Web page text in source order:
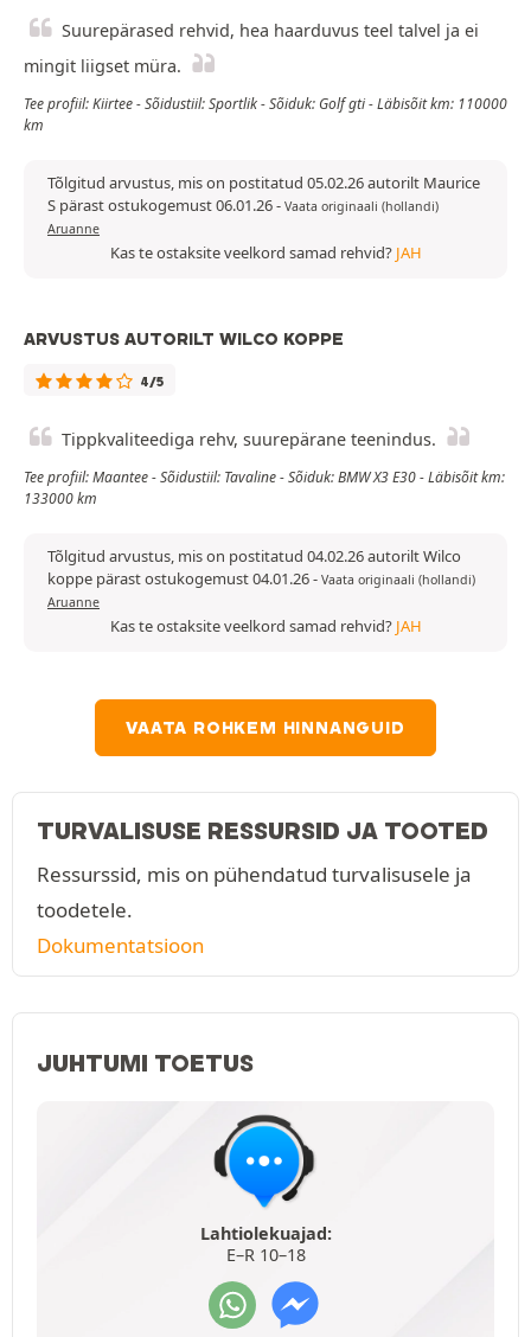
Suurepärased rehvid, hea haarduvus teel talvel ja ei
mingit liigset müra.
Tee profiil: Kiirtee - Sõidustiil: Sportlik - Sõiduk: Golf gti - Läbisõit km: 110000
km
Tõlgitud arvustus, mis on postitatud 05.02.26 autorilt Maurice
S pärast ostukogemust 06.01.26- Vaata originaali (hollandi)
Aruanne
Kas te ostaksite veelkord samad rehvid? JAH
ARVUSTUS AUTORILT WILCO KOPPE
4/5
Tippkvaliteediga rehv, suurepärane teenindus.
Tee profiil: Maantee - Sõidustiil: Tavaline - Sõiduk: BMW X3 E30 - Läbisõit km:
133000 km
Tõlgitud arvustus, mis on postitatud 04.02.26 autorilt Wilco
koppe pärast ostukogemust 04.01.26- Vaata originaali (hollandi)
Aruanne
Kas te ostaksite veelkord samad rehvid? JAH
VAATA ROHKEM HINNANGUID
TURVALISUSE RESSURSID JA TOOTED
Ressurssid, mis on pühendatud turvalisusele ja
toodetele.
Dokumentatsioon
JUHTUMI TOETUS
Lahtiolekuajad:
E–R 10–18